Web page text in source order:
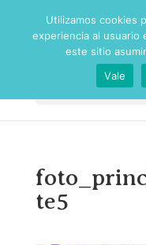
Seleccionar página
te5
Utilizamos cookies
experiencia al usuario
este sitio
Vale